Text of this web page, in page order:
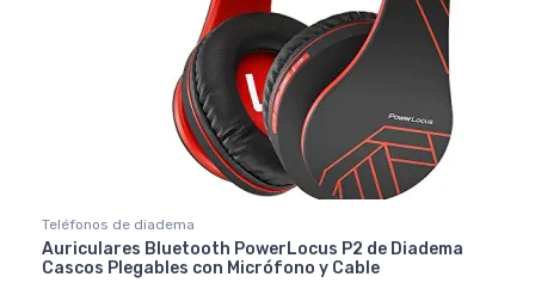
Teléfonos de diadema
Auriculares Bluetooth PowerLocus P2 de Diadema
Cascos Plegables con Micrófono y Cable